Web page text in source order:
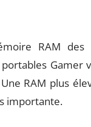
RAM des
Gamer
RAM plus
importante.